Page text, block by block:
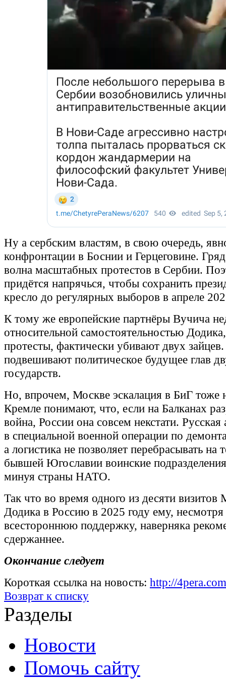
Ну а сербским властям, в свою очередь,
конфронтации в Боснии и Герцеговине.
волна масштабных протестов в Сербии.
придётся напрячься, чтобы сохранить
кресло до регулярных выборов в апреле
К тому же европейские партнёры Вучича
относительной самостоятельностью
протесты, фактически убивают двух
подвешивают политическое будущее глав
государств.
Но, впрочем, Москве эскалация в БиГ тоже
Кремле понимают, что, если на Балканах
война, России она совсем некстати. Русская
в специальной военной операции по
а логистика не позволяет перебрасывать на
бывшей Югославии воинские
минуя страны НАТО.
Так что во время одного из десяти визитов
Додика в Россию в 2025 году ему, несмотря
всестороннюю поддержку, наверняка
сдержаннее.
Окончание следует
Короткая ссылка на новость: http://
Возврат к списку
Разделы
Новости
Помочь сайту